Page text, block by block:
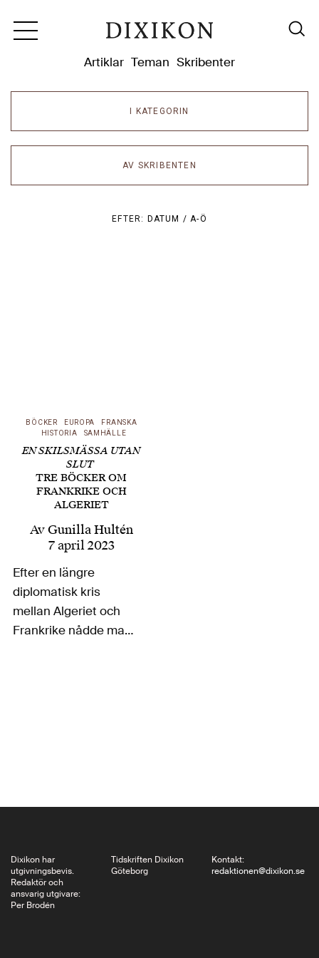
Artiklar Teman Skribenter
I KATEGORIN
AV SKRIBENTEN
EFTER: DATUM /A-Ö
BÖCKER EUROPA
FRANSKA
HISTORIA
SAMHÄLLE
EN SKILSMÄSSA UTAN
SLUT
TRE BÖCKER OM
FRANKRIKE OCH
ALGERIET
AvGunilla Hultén
7 april 2023
Efter en längre
diplomatisk kris
mellan Algeriet och
Frankrike nådde man
avkolonialiseringen
Dixikon har
utgivningsbevis.
Redaktör och
ansvarig utgivare:
Per Brodén
Tidskriften Dixikon
Göteborg
Kontakt:
redaktionen@dixikon.se